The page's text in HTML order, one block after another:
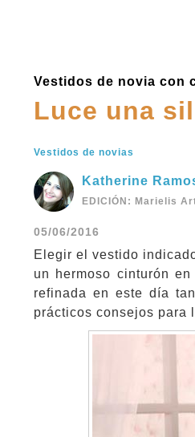
Vestidos de novia con
Luce una
Vestidos de novias
Katherine
EDICIÓN: Marielis
05/06/2016
Elegir el vestido
un hermoso cinturón
refinada en este día
prácticos consejos para